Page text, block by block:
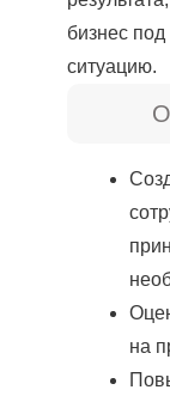
бизнес
ситуацию.
на